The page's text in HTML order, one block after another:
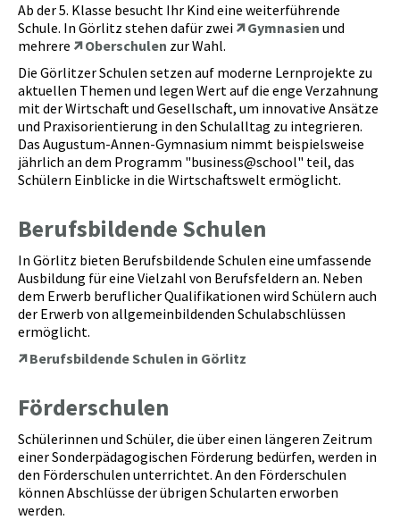
Ab der 5. Klasse besucht Ihr Kind eine weiterführende
Schule. In Görlitz stehen dafür zwei
Gymnasien und
mehrere
Oberschulen zur Wahl.
Die Görlitzer Schulen setzen auf moderne Lernprojekte zu
aktuellen Themen und legen Wert auf die enge Verzahnung
mit der Wirtschaft und Gesellschaft, um innovative Ansätze
und Praxisorientierung in den Schulalltag zu integrieren.
Das Augustum-Annen-Gymnasium nimmt beispielsweise
jährlich an dem Programm "business@school" teil, das
Schülern Einblicke in die Wirtschaftswelt ermöglicht.
Berufsbildende Schulen
In Görlitz bieten Berufsbildende Schulen eine umfassende
Ausbildung für eine Vielzahl von Berufsfeldern an. Neben
dem Erwerb beruflicher Qualifikationen wird Schülern auch
der Erwerb von allgemeinbildenden Schulabschlüssen
ermöglicht.
Berufsbildende Schulen in Görlitz
Förderschulen
Schülerinnen und Schüler, die über einen längeren Zeitrum
einer Sonderpädagogischen Förderung bedürfen, werden in
den Förderschulen unterrichtet. An den Förderschulen
können Abschlüsse der übrigen Schularten erworben
werden.